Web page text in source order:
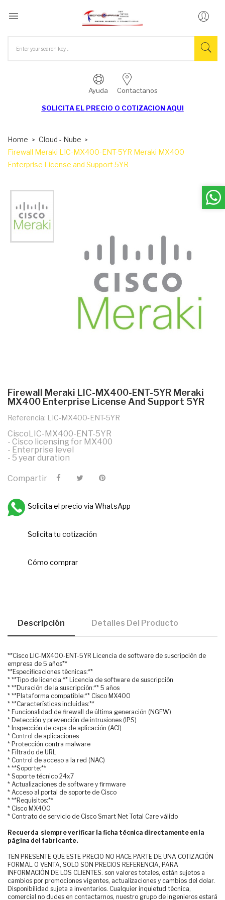

Ayuda Contactanos
SOLICITA EL PRECIO O COTIZACION AQUI
Home
Cloud - Nube
Firewall Meraki LIC-MX400-ENT-5YR Meraki MX400
Enterprise License and Support 5YR
Firewall Meraki LIC-MX400-ENT-5YR Meraki
MX400 Enterprise License And Support 5YR
Referencia: LIC-MX400-ENT-5YR
CiscoLIC-MX400-ENT-5YR
- Cisco licensing for MX400
- Enterprise level
- 5 year duration
Compartir
Solicita el precio via WhatsApp
Solicita tu cotización
Cómo comprar
Descripción Detalles Del Producto
**Cisco LIC-MX400-ENT-5YR Licencia de software de suscripción de
empresa de 5 años**
**Especificaciones técnicas:**
* **Tipo de licencia:** Licencia de software de suscripción
* **Duración de la suscripción:** 5 años
* **Plataforma compatible:** Cisco MX400
* **Características incluidas:**
* Funcionalidad de firewall de última generación (NGFW)
* Detección y prevención de intrusiones (IPS)
* Inspección de capa de aplicación (ACI)
* Control de aplicaciones
* Protección contra malware
* Filtrado de URL
* Control de acceso a la red (NAC)
* **Soporte:**
* Soporte técnico 24x7
* Actualizaciones de software y firmware
* Acceso al portal de soporte de Cisco
* **Requisitos:**
* Cisco MX400
* Contrato de servicio de Cisco Smart Net Total Care válido
Recuerda siempre verificar la ficha técnica directamente en la
página del fabricante.
TEN PRESENTE QUE ESTE PRECIO NO HACE PARTE DE UNA COTIZACIÓN
FORMAL O VENTA, SOLO SON PRECIOS REFERENCIA, PARA
INFORMACIÓN DE LOS CLIENTES. son valores totales, están sujetos a
cambios por promociones vigentes, actualizaciones y cambios del dolar.
Disponibilidad sujeta a inventarios. Cualquier inquietud técnica,
comercial no dudes en contactarnos, nuestro grupo de ingenieros estará